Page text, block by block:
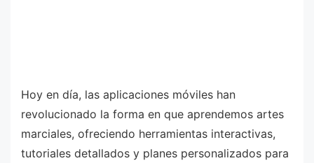
Hoy en día, las aplicaciones móviles han
revolucionado la forma en que aprendemos artes
marciales, ofreciendo herramientas interactivas,
tutoriales detallados y planes personalizados para